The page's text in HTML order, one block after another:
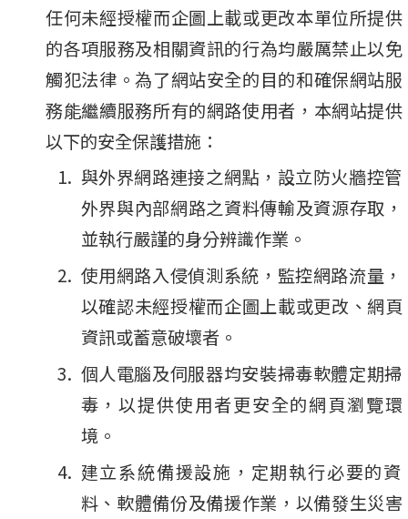
任何未經授權而企圖上載或更改本單位所提供
的各項服務及相關資訊的行為均嚴厲禁止以免
觸犯法律。為了網站安全的目的和確保網站服
務能繼續服務所有的網路使用者，本網站提供
以下的安全保護措施：
與外界網路連接之網點，設立防火牆控管
外界與內部網路之資料傳輸及資源存取，
並執行嚴謹的身分辨識作業。
使用網路入侵偵測系統，監控網路流量，
以確認未經授權而企圖上載或更改、網頁
資訊或蓄意破壞者。
個人電腦及伺服器均安裝掃毒軟體定期掃
毒，以提供使用者更安全的網頁瀏覽環
境。
建立系統備援設施，定期執行必要的資
料、軟體備份及備援作業，以備發生災害